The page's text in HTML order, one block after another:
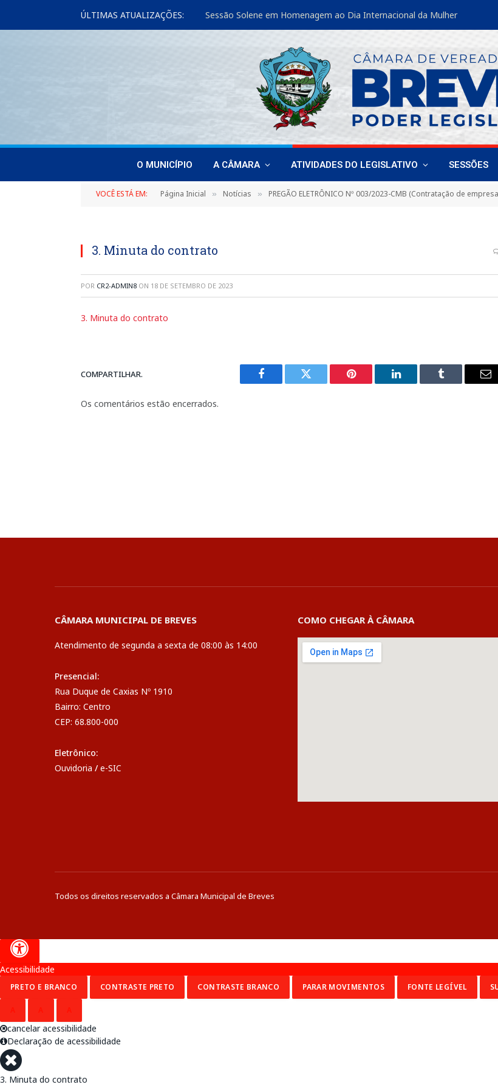
ÚLTIMAS ATUALIZAÇÕES: Sessão Solene em Homenagem ao Dia Internacional da Mulher
O MUNICÍPIO A CÂMARA ATIVIDADES DO LEGISLATIVO SESSÕES
VOCÊ ESTÁ EM: Página Inicial » Notícias » PREGÃO ELETRÔNICO Nº 003/2023-CMB (Contratação de empresas para fornecimento de materiais
3. Minuta do contrato
POR CR2-ADMIN8 ON 18 DE SETEMBRO DE 2023
3. Minuta do contrato
COMPARTILHAR.
Facebook Twitter Pinterest LinkedIn Tumblr
E-
Os comentários estão encerrados.
CÂMARA MUNICIPAL DE BREVES
Atendimento de segunda a sexta de 08:00 às 14:00
Presencial:
Rua Duque de Caxias Nº 1910
Bairro: Centro
CEP: 68.800-000
Eletrônico:
Ouvidoria / e-SIC
COMO CHEGAR À CÂMARA
Todos os direitos reservados a Câmara Municipal de Breves
Acessibilidade
PRETO E BRANCO CONTRASTE PRETO CONTRASTE BRANCO PARAR MOVIMENTOS FONTE LEGÍVEL
cancelar acessibilidade
Declaração de acessibilidade
3. Minuta do contrato